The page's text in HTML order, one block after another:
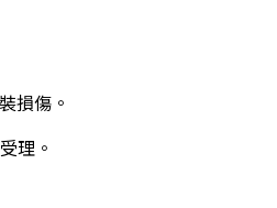
損傷。
理。